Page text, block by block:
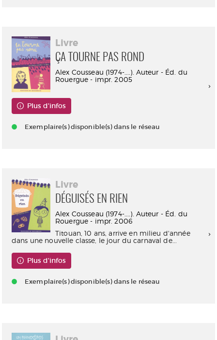
Livre
ÇA TOURNE PAS ROND
Alex Cousseau (1974-....). Auteur - Éd. du
Rouergue - impr. 2005
Plus d'infos
Exemplaire(s) disponible(s) dans le réseau
Livre
DÉGUISÉS EN RIEN
Alex Cousseau (1974-....). Auteur - Éd. du
Rouergue - impr. 2006
Titouan, 10 ans, arrive en milieu d'année
dans une nouvelle classe, le jour du carnaval de...
Plus d'infos
Exemplaire(s) disponible(s) dans le réseau